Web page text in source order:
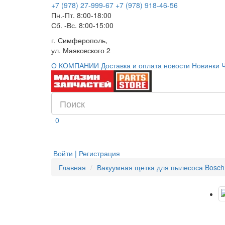
+7 (978) 27-999-67 +7 (978) 918-46-56
Пн.-Пт. 8:00-18:00
Сб. -Вс. 8:00-15:00
г. Симферополь,
ул. Маяковского 2
О КОМПАНИИ Доставка и оплата новости Новинки
0
Войти | Регистрация
Главная
Вакуумная щетка для пылесоса